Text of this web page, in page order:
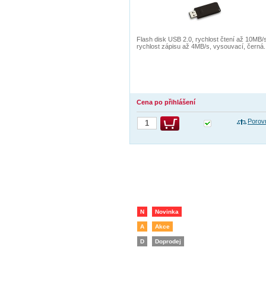
Flash disk USB 2.0, rychlost čtení až 10MB/
rychlost zápisu až 4MB/s, vysouvací, černá.
Cena po přihlášení
N Novinka
A Akce
D Doprodej